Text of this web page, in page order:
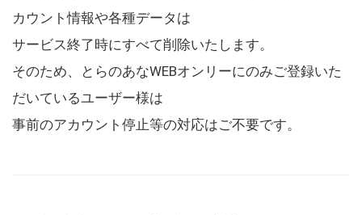
カウント情報や各種データは
サービス終了時にすべて削除いたします。
そのため、とらのあなWEBオンリーにのみご登録いた
だいているユーザー様は
事前のアカウント停止等の対応はご不要です。